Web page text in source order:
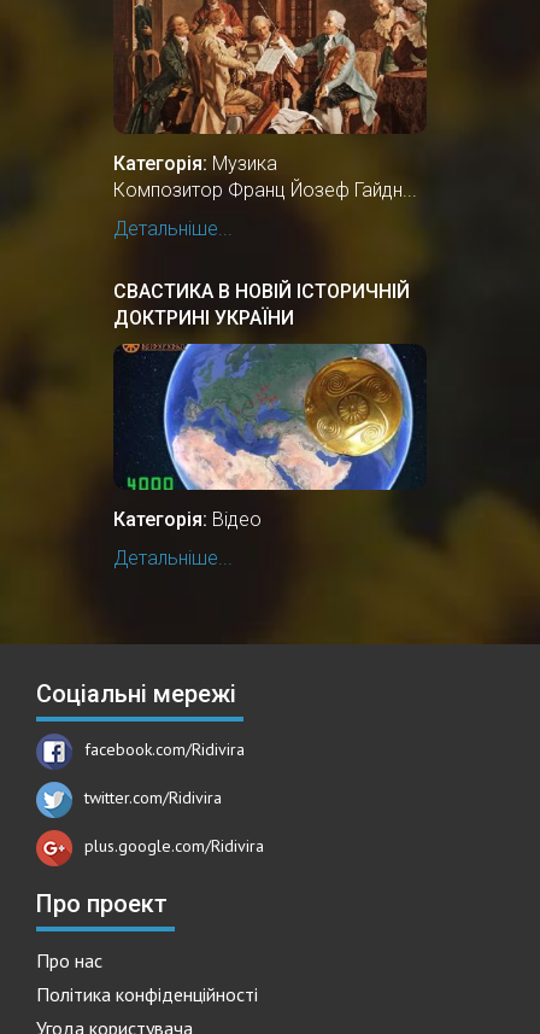
Категорія: Музика
Композитор Франц Йозеф Гайдн...
Детальніше...
СВАСТИКА В НОВІЙ ІСТОРИЧНІЙ
ДОКТРИНІ УКРАЇНИ
Категорія: Відео
Детальніше...
Соціальні мережі
facebook.com/Ridivira
twitter.com/Ridivira
plus.google.com/Ridivira
Про проект
Про нас
Політика конфіденційності
Угода користувача